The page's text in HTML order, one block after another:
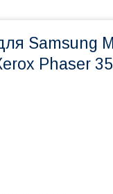
Samsung
Phaser